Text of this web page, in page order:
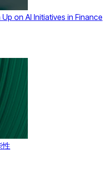
on AI Initiatives in Finance
性